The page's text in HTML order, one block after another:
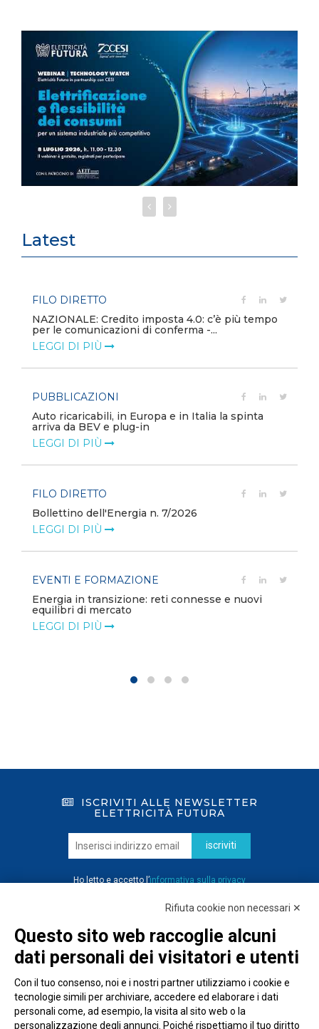
Latest
FILO DIRETTO
NAZIONALE: Credito imposta 4.0: c’è più tempo
per le comunicazioni di conferma -...
LEGGI DI PIÙ
PUBBLICAZIONI
Auto ricaricabili, in Europa e in Italia la spinta
arriva da BEV e plug-in
LEGGI DI PIÙ
FILO DIRETTO
Bollettino dell'Energia n. 7/2026
LEGGI DI PIÙ
EVENTI E FORMAZIONE
Energia in transizione: reti connesse e nuovi
equilibri di mercato
LEGGI DI PIÙ
ISCRIVITI ALLE NEWSLETTER
ELETTRICITÀ FUTURA
iscriviti
Ho letto e accetto l’informativa sulla privacy
Rifiuta cookie non necessari ✕
Questo sito web raccoglie alcuni
dati personali dei visitatori e utenti
Con il tuo consenso, noi e i nostri partner utilizziamo i cookie e
tecnologie simili per archiviare, accedere ed elaborare i dati
personali come, ad esempio, la visita al sito web o la
personalizzazione degli annunci. Poiché rispettiamo il tuo diritto